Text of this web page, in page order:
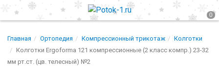
Главная Ортопедия Компрессионный трикотаж
Колготки
Колготки Ergoforma 121 компрессионные (2 класс компр.) 23-32
мм рт.ст. (цв. телесный) №2